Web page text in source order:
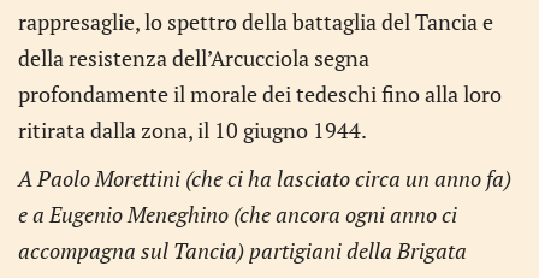
rappresaglie, lo spettro della battaglia del Tancia e
della resistenza dell’Arcucciola segna
profondamente il morale dei tedeschi fino alla loro
ritirata dalla zona, il 10 giugno 1944.
A Paolo Morettini (che ci ha lasciato circa un anno fa)
e a Eugenio Meneghino (che ancora ogni anno ci
accompagna sul Tancia) partigiani della Brigata